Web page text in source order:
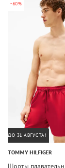
-60%
ДО 31 АВГУСТА!
TOMMY HILFIGER
Шорты